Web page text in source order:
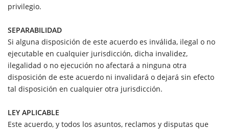
privilegio.
SEPARABILIDAD
Si alguna disposición de este acuerdo es inválida, ilegal o no
ejecutable en cualquier jurisdicción, dicha invalidez,
ilegalidad o no ejecución no afectará a ninguna otra
disposición de este acuerdo ni invalidará o dejará sin efecto
tal disposición en cualquier otra jurisdicción.
LEY APLICABLE
Este acuerdo, y todos los asuntos, reclamos y disputas que